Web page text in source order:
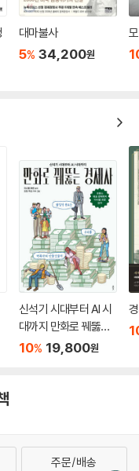
대마불사
5% 34,200원
신석기 시대부터 AI 시
대까지 만화로 꿰뚫는
경제사
10% 19,800원
주문/배송